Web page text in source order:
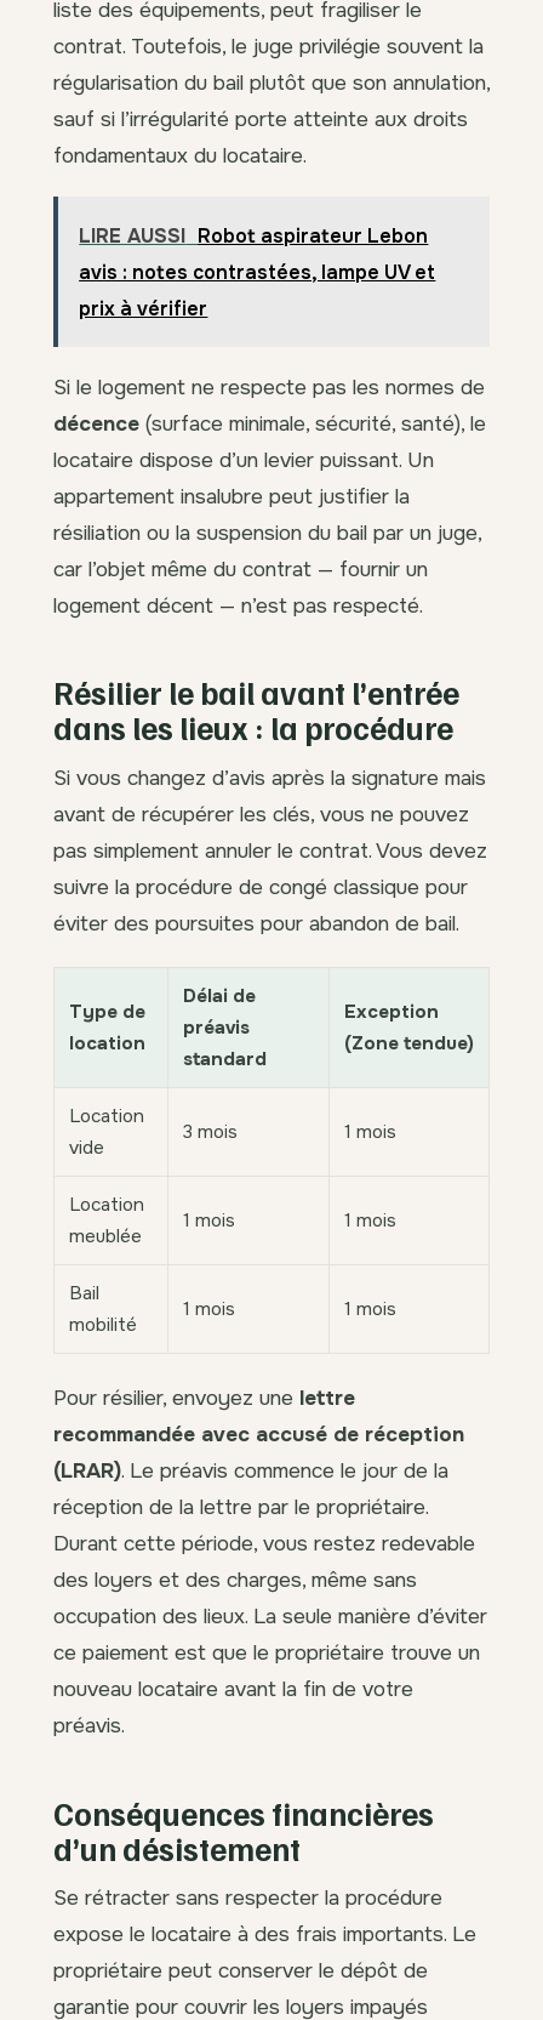
liste des équipements, peut fragiliser le
contrat. Toutefois, le juge privilégie souvent la
régularisation du bail plutôt que son annulation,
sauf si l’irrégularité porte atteinte aux droits
fondamentaux du locataire.
LIRE AUSSI Robot aspirateur Lebon
avis : notes contrastées, lampe UV et
prix à vérifier
Si le logement ne respecte pas les normes de
décence (surface minimale, sécurité, santé), le
locataire dispose d’un levier puissant. Un
appartement insalubre peut justifier la
résiliation ou la suspension du bail par un juge,
car l’objet même du contrat — fournir un
logement décent — n’est pas respecté.
Résilier le bail avant l’entrée
dans les lieux : la procédure
Si vous changez d’avis après la signature mais
avant de récupérer les clés, vous ne pouvez
pas simplement annuler le contrat. Vous devez
suivre la procédure de congé classique pour
éviter des poursuites pour abandon de bail.
Type de
location
Délai de
préavis
standard
Exception
(Zone tendue)
Location
vide
3 mois 1 mois
Location
meublée
1 mois 1 mois
Bail
mobilité
1 mois 1 mois
Pour résilier, envoyez une lettre
recommandée avec accusé de réception
(LRAR). Le préavis commence le jour de la
réception de la lettre par le propriétaire.
Durant cette période, vous restez redevable
des loyers et des charges, même sans
occupation des lieux. La seule manière d’éviter
ce paiement est que le propriétaire trouve un
nouveau locataire avant la fin de votre
préavis.
Conséquences financières
d’un désistement
Se rétracter sans respecter la procédure
expose le locataire à des frais importants. Le
propriétaire peut conserver le dépôt de
garantie pour couvrir les loyers impayés